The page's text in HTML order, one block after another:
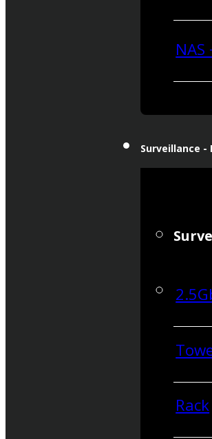
NAS
Surveillance -
Rack